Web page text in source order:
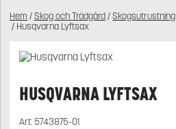
Hem / Skog och Trädgård/ Skogsutrustning
/ Husqvarna Lyftsax
HUSQVARNA LYFTSAX
Art:5743875-01